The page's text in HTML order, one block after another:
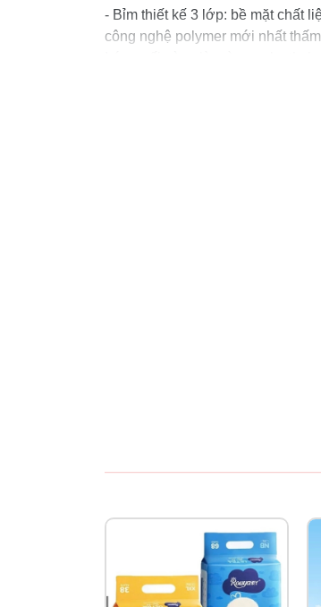
- Bỉm thiết kế 3 lớp: bề mặt chất
công nghệ polymer mới nhất